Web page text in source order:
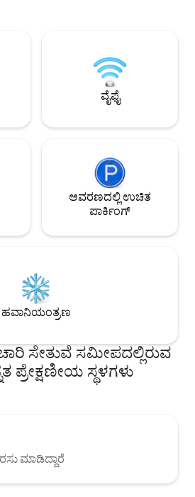
ಅನುಮತಿ ಇದೆ,
•ಹೈಪೋಅಲರ್ಜೆನಿಕ್
ಬೆಳಗಿಸಿ ದೃಶ್ಯವನ್ನು ಆನಂದಿಸಲು!
ಅತ್ಯುತ್ತಮ
ದೂರದಲ್ಲಿದೆ: CWS,
ಮಾರ್ಕೆಟ್! 1 ಉಚಿತ ಗೇಟೆಡ್ ಪಾರ್ಕಿಂಗ್
ವೈಫೈ
ಆವರಣದಲ್ಲಿ ಉಚಿತ
ಪಾರ್ಕಿಂಗ್
ಹವಾನಿಯಂತ್ರಣ
ಸೇತುವೆ ಸಮೀಪದಲ್ಲಿರುವ
ಪ್ರೇಕ್ಷಣೀಯ ಸ್ಥಳಗಳು
ಮಾಡಿದ್ದಾರೆ